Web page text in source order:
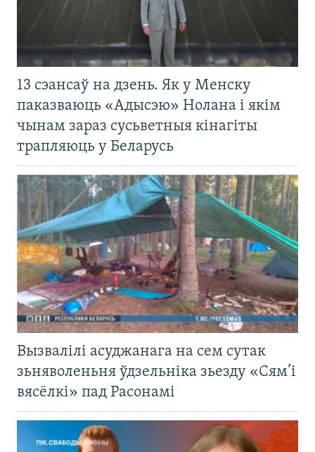
13 сэансаў на дзень. Як у Менску
паказваюць «Адысэю» Нолана і якім
чынам зараз сусьветныя кінагіты
трапляюць у Беларусь
Вызвалілі асуджанага на сем сутак
зьняволеньня ўдзельніка зьезду «Сям’і
вясёлкі» пад Расонамі